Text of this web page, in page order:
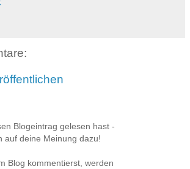
Blogeintrag gelesen hast -
auf deine Meinung dazu!
Blog kommentierst, werden